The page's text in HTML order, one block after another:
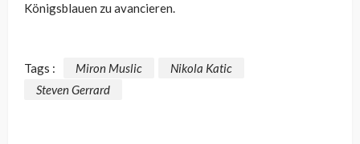
Königsblauen zu avancieren.
Tags : Miron Muslic
Nikola Katic
Steven Gerrard